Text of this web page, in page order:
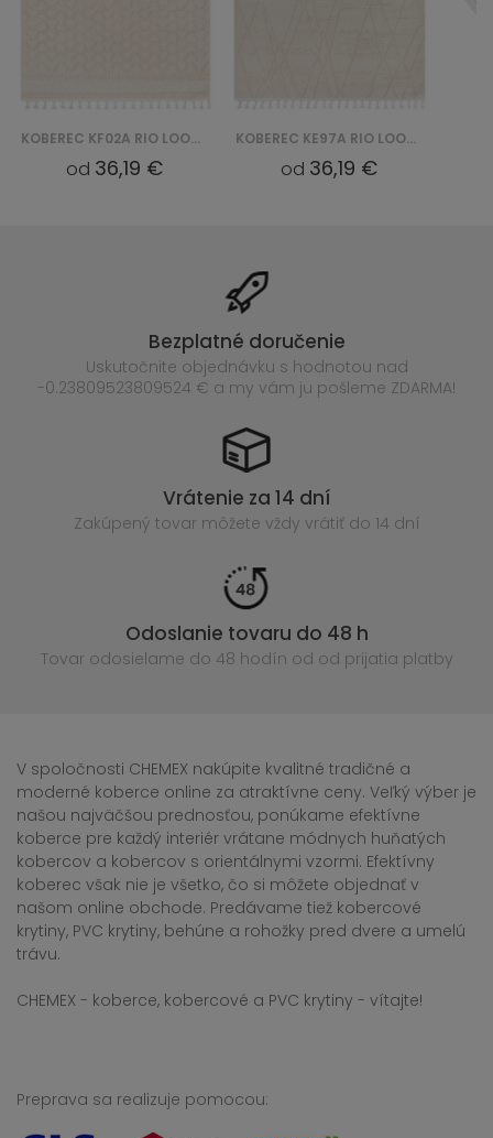
KOBEREC KF02A RIO LOOP YAA - BIAŁY
od 36,19 €
KOBEREC KE97A RIO LOOP YAA - BIAŁY
od 36,19 €
Bezplatné doručenie
Uskutočnite objednávku s hodnotou nad
-0.23809523809524 € a my vám ju pošleme ZDARMA!
Vrátenie za 14 dní
Zakúpený tovar môžete vždy vrátiť do 14 dní
Odoslanie tovaru do 48 h
Tovar odosielame do 48 hodín od od prijatia platby
V spoločnosti CHEMEX nakúpite kvalitné tradičné a
moderné koberce online za atraktívne ceny. Veľký výber je
našou najväčšou prednosťou, ponúkame efektívne
koberce pre každý interiér vrátane módnych huňatých
kobercov a kobercov s orientálnymi vzormi. Efektívny
koberec však nie je všetko, čo si môžete objednať v
našom online obchode. Predávame tiež kobercové
krytiny, PVC krytiny, behúne a rohožky pred dvere a umelú
trávu.
CHEMEX - koberce, kobercové a PVC krytiny - vítajte!
Preprava sa realizuje pomocou: